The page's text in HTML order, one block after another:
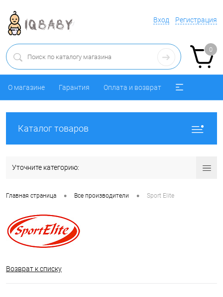
Вход Регистрация
0
О магазине Гарантия Оплата и возврат
Каталог товаров
Уточните категорию:
Главная страница • Все производители • Sport Elite
Возврат к списку